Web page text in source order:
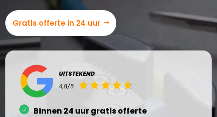
Gratis offerte in 24 uur
Binnen 24 uur gratis offerte